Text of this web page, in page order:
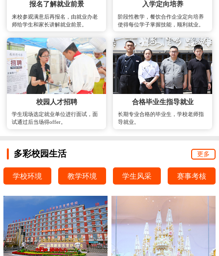
报名了解就业前景
来校参观满意后再报名，由就业办老
师给学生和家长讲解就业前景。
入学定向培养
阶段性教学，餐饮合作企业定向培养
使得每位学子掌握技能，顺利就业。
校园人才招聘
学生现场选定就业单位进行面试，面
试通过后当场得offer。
合格毕业生指导就业
长期专业合格的毕业生，学校老师指
导就业。
多彩校园生活 更多
学校环境 教学环境 学生风采 赛事考核